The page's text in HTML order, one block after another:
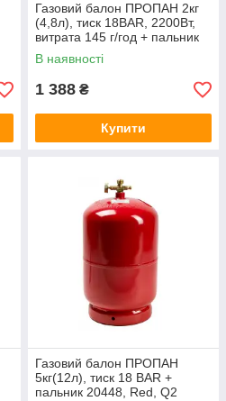
Газовий балон ПРОПАН 2кг
(4,8л), тиск 18BAR, 2200Вт,
витрата 145 г/год + пальник
20448, Red, Q4
В наявності
1 388 ₴
Купити
Газовий балон ПРОПАН
5кг(12л), тиск 18 BAR +
пальник 20448, Red, Q2